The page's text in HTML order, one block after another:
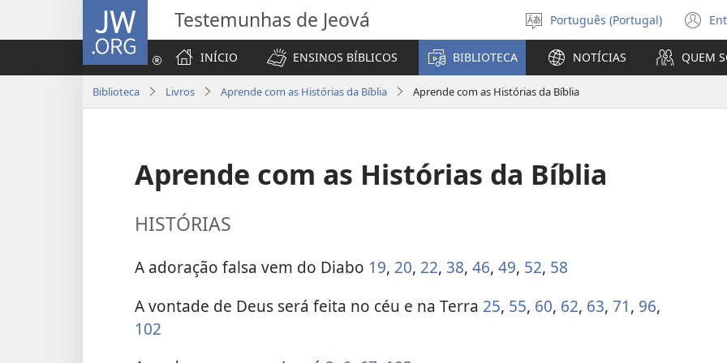
JW.ORG Testemunhas de Jeová
Selecionar
Língua
Português (Portugal)
INÍCIO
ENSINOS BÍBLICOS BIBLIOTECA NOTÍCIAS QUEM
Biblioteca Livros Aprende com as Histórias da Bíblia Aprende com as Histórias da Bíblia
Aprende com as Histórias da Bíblia
HISTÓRIAS
A adoração falsa vem do Diabo 19, 20, 22, 38, 46, 49, 52, 58
A vontade de Deus será feita no céu e na Terra 25, 55, 60, 62, 63, 71, 96,
102